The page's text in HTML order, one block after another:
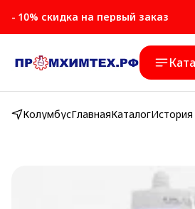
- 10% скидка на первый заказ
- 10% скидка на первый заказ
КолумбусГлавнаяКаталогИстория